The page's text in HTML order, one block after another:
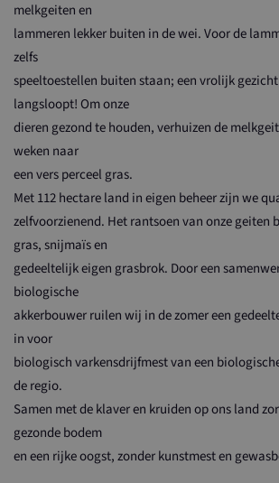
melkgeiten en
lammeren lekker buiten in de wei. Voor de
zelfs
speeltoestellen buiten staan; een vrolijk
langsloopt! Om onze
dieren gezond te houden, verhuizen de
weken naar
een vers perceel gras.
Met 112 hectare land in eigen beheer zijn we
zelfvoorzienend. Het rantsoen van onze geiten
gras, snijmaïs en
gedeeltelijk eigen grasbrok. Door een
biologische
akkerbouwer ruilen wij in de zomer een
in voor
biologisch varkensdrijfmest van een
de regio.
Samen met de klaver en kruiden op ons land
gezonde bodem
en een rijke oogst, zonder kunstmest en